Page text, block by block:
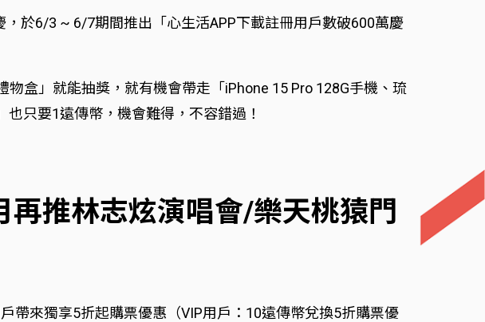
於6/3 ~ 6/7期間推出「心生活APP下載註冊用戶數破600萬慶
盒」就能抽獎，就有機會帶走「iPhone 15 Pro 128G手機、琉
只要1遠傳幣，機會難得，不容錯過！
推林志炫演唱會/樂天桃猿門
帶來獨享5折起購票優惠（VIP用戶：10遠傳幣兌換5折購票優